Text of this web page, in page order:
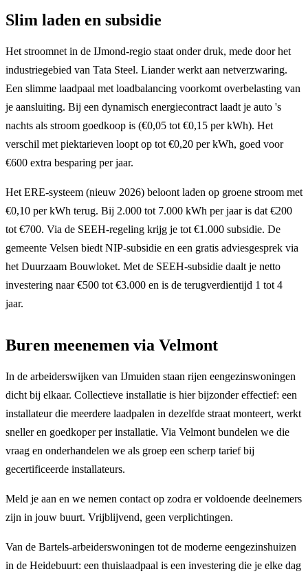
Slim laden en subsidie
Het stroomnet in de IJmond-regio staat onder druk, mede door het
industriegebied van Tata Steel. Liander werkt aan netverzwaring.
Een slimme laadpaal met loadbalancing voorkomt overbelasting van
je aansluiting. Bij een dynamisch energiecontract laadt je auto 's
nachts als stroom goedkoop is (€0,05 tot €0,15 per kWh). Het
verschil met piektarieven loopt op tot €0,20 per kWh, goed voor
€600 extra besparing per jaar.
Het ERE-systeem (nieuw 2026) beloont laden op groene stroom met
€0,10 per kWh terug. Bij 2.000 tot 7.000 kWh per jaar is dat €200
tot €700. Via de SEEH-regeling krijg je tot €1.000 subsidie. De
gemeente Velsen biedt NIP-subsidie en een gratis adviesgesprek via
het Duurzaam Bouwloket. Met de SEEH-subsidie daalt je netto
investering naar €500 tot €3.000 en is de terugverdientijd 1 tot 4
jaar.
Buren meenemen via Velmont
In de arbeiderswijken van IJmuiden staan rijen eengezinswoningen
dicht bij elkaar. Collectieve installatie is hier bijzonder effectief: een
installateur die meerdere laadpalen in dezelfde straat monteert, werkt
sneller en goedkoper per installatie. Via Velmont bundelen we die
vraag en onderhandelen we als groep een scherp tarief bij
gecertificeerde installateurs.
Meld je aan en we nemen contact op zodra er voldoende deelnemers
zijn in jouw buurt. Vrijblijvend, geen verplichtingen.
Van de Bartels-arbeiderswoningen tot de moderne eengezinshuizen
in de Heidebuurt: een thuislaadpaal is een investering die je elke dag